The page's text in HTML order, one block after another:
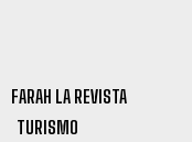
FARAH LA REVISTA
TURISMO